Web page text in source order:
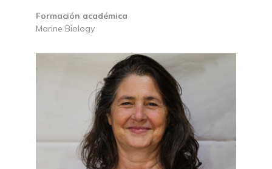
Formación académica
Marine Biology